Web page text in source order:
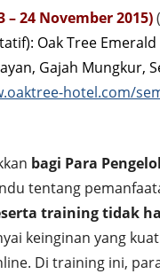
– 24 November 2015)
Oak Tree
Gajah Mungkur,
hotel.com/
bagi Para
tentang
training tidak
keinginan yang
Di training ini,